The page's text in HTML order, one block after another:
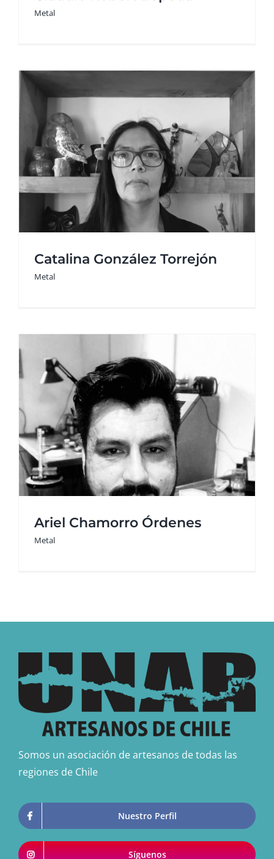
Metal
Catalina González Torrejón
Metal
Ariel Chamorro Órdenes​
Metal
Somos un asociación de artesanos de todas las
regiones de Chile
Nuestro Perfil
Síguenos